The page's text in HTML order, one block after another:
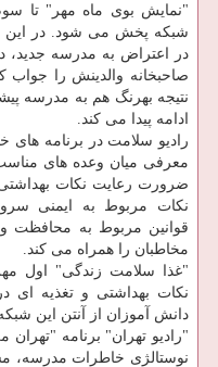
شبكه پخش می شود. در این
در اعتراض به مدرسه
صاحبخانه والدینش را جواب
نتیجه بهرنگ هم به مدرسه
ادامه پیدا می كند.
رادیو سلامت در برنامه های
معرفی میان وعده های
ضرورت رعایت نكات
نكات مربوط به ایمنی
قوانین مربوط به محافظت و
مخاطبان را همراه می كند.
نكات بهداشتی و تغذیه ای
دانش آموزان از آنتن این
"رادیو تهران" برنامه
نوستالژی خاطرات مدرسه،